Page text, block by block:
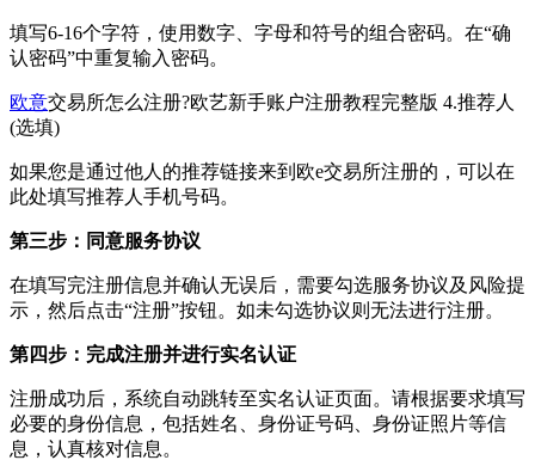
填写6-16个字符，使用数字、字母和符号的组合密码。在“确
认密码”中重复输入密码。
欧意交易所怎么注册?欧艺新手账户注册教程完整版 4.推荐人
(选填)
如果您是通过他人的推荐链接来到欧e交易所注册的，可以在
此处填写推荐人手机号码。
第三步：同意服务协议
在填写完注册信息并确认无误后，需要勾选服务协议及风险提
示，然后点击“注册”按钮。如未勾选协议则无法进行注册。
第四步：完成注册并进行实名认证
注册成功后，系统自动跳转至实名认证页面。请根据要求填写
必要的身份信息，包括姓名、身份证号码、身份证照片等信
息，认真核对信息。